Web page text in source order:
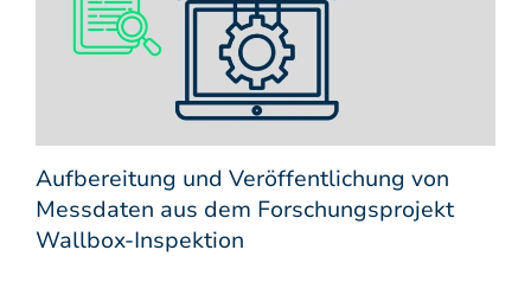
Aufbereitung und Veröffentlichung von
Messdaten aus dem Forschungsprojekt
Wallbox-Inspektion